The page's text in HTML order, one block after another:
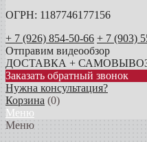
ОГРН: 1187746177156
+ 7 (926) 854-50-66 + 7 (903)
Отправим видеообзор
ДОСТАВКА +
Заказать обратный звонок
Нужна консультация?
Корзина (0)
Меню
Меню